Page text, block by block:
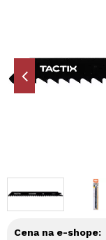
Cena na e-shope: